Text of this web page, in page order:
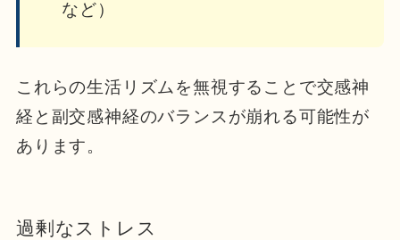
など）
これらの生活リズムを無視することで交感神
経と副交感神経のバランスが崩れる可能性が
あります。
過剰なストレス